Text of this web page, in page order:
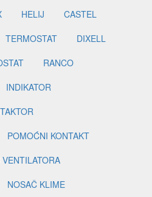
HELIJ
CASTEL
TERMOSTAT
DIXELL
RANCO
INDIKATOR
POMOĆNI KONTAKT
VENTILATORA
NOSAČ KLIME